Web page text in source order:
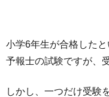
小学6年生が合格した
予報士の試験ですが、
しかし、一つだけ受験